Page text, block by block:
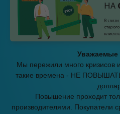
Уважаемые
Мы пережили много кризисов
такие времена - НЕ
Повышение проходит
производителями. Покупатели